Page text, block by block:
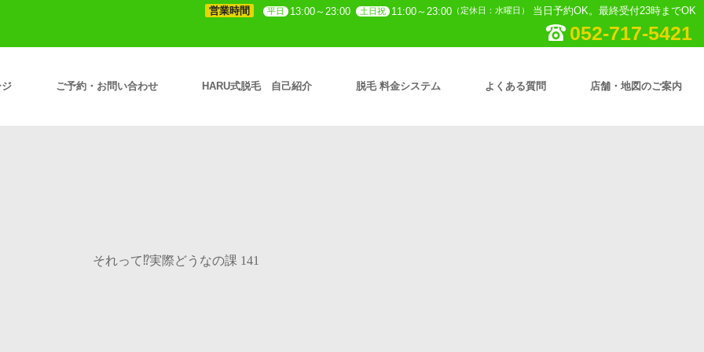
営業時間 平日 13:00～23:00 土日祝 11:00～23:00 （定休日：水曜日） 当日予約OK。最終受付23時までOK
052-717-5421
ご予約・お問い合わせ HARU式脱毛 自己紹介 脱毛 料金システム よくある質問 店舗・地図のご案内
それって⁉実際どうなの課 141